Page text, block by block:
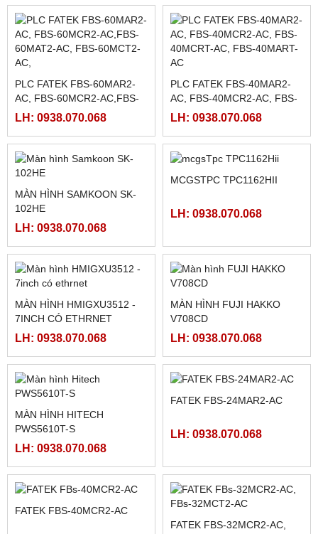
CẢM BIẾN QUANG
R58ECRGB1 ( R58 EXPERT
LH: 0938.070.068
NGUỒN CHÍNH HÃNG
MEAN WELL LRS-350-5,
LRS-350-36, LRS-350-27,
LRS-350-48
LH: 0938.070.068
MT8071IP2
TS2060I / TS2060
BỘ ĐIỀU KHIỂN MÁY CẮT
130BYG350B ( 50N.M)
LH: 0938.070.068
CÁC LOẠI CARD FATEK :
CB2, FBS-CB5
AC, FBS-60MCR2-AC,FBS-
60MAT2-AC, FBS-60MCT2-
LH: 0938.070.068
AC, FBS-40MCR2-AC, FBS-
40MCRT-AC, FBS-40MART-
AC
LH: 0938.070.068